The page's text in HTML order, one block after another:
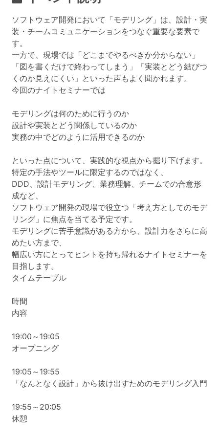
ソフトウェア開発において「モデリング」は、設計・実
装・チームコミュニケーションをつなぐ重要な要素で
す。
一方で、現場では「どこまでやるべきか分からない」
「図を書くだけで終わってしまう」「実装とどう結びつ
くのか見えにくい」といった声もよく聞かれます。
今回のナイトセミナーでは
モデリングは何のために行うのか
設計や実装とどう関係しているのか
実務の中でどのように活用できるのか
といった点について、実践的な視点から掘り下げます。
特定の手法やツールに限定するのではなく、
DDD、設計モデリング、業務理解、チームでの合意形
成など、
ソフトウェア開発の現場で役立つ「考え方としてのモデ
リング」に焦点を当てる予定です。
モデリングに苦手意識がある方から、設計力をさらに高
めたい方まで、
幅広い方にとってヒントを持ち帰れるナイトセミナーを
目指します。
タイムテーブル
時間
内容
19:00～19:05
オープニング
19:05～19:55
「なんとなく設計」から抜け出すためのモデリング入門
19:55～20:05
休憩